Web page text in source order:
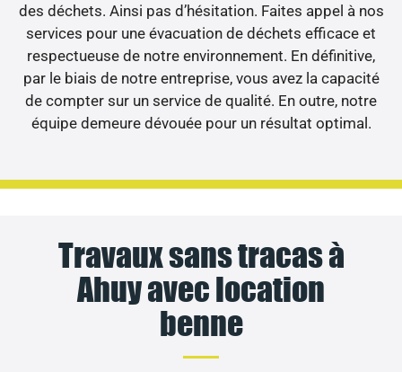
des déchets. Ainsi pas d’hésitation. Faites appel à nos
services pour une évacuation de déchets efficace et
respectueuse de notre environnement. En définitive,
par le biais de notre entreprise, vous avez la capacité
de compter sur un service de qualité. En outre, notre
équipe demeure dévouée pour un résultat optimal.
Travaux sans tracas à
Ahuy avec location
benne